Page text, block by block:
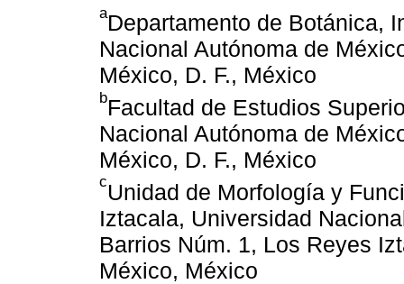
aDepartamento de Botánica,
Nacional Autónoma de
México, D. F., México
bFacultad de Estudios
Nacional Autónoma de
México, D. F., México
cUnidad de Morfología y
Iztacala, Universidad
Barrios Núm. 1, Los Reyes
México, México